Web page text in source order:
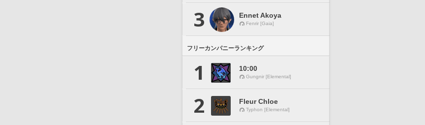
3 Ennet Akoya
Fenrir [Gaia]
フリーカンパニーランキング
1 10:00
Gungnir [Elemental]
2 Fleur Chloe
Typhon [Elemental]